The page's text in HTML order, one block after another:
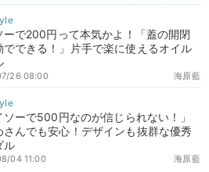
ーで200円って本気かよ！「蓋の開閉
でできる！」片手で楽に使えるオイル
海原藍
26 08:00
ソーで500円なのが信じられない！」
さんでも安心！デザインも抜群な優秀
ル
海原藍
04 11:00